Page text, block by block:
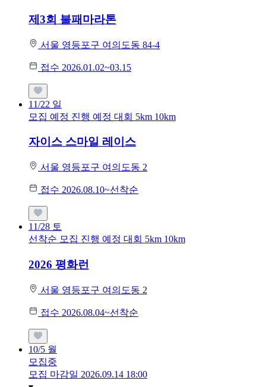
제3회 불패마라톤
서울 영등포구 여의도동 84-4
접수 2026.01.02~03.15
11/22 일
모집 예정 진행 예정 대회 5km 10km
자이스 스마일 레이스
서울 영등포구 여의도동 2
접수 2026.08.10~선착순
11/28 토
선착순 모집 진행 예정 대회 5km 10km
2026 평화런
서울 영등포구 여의도동 2
접수 2026.08.04~선착순
10/5 월
모집중
모집 마감일 2026.09.14 18:00